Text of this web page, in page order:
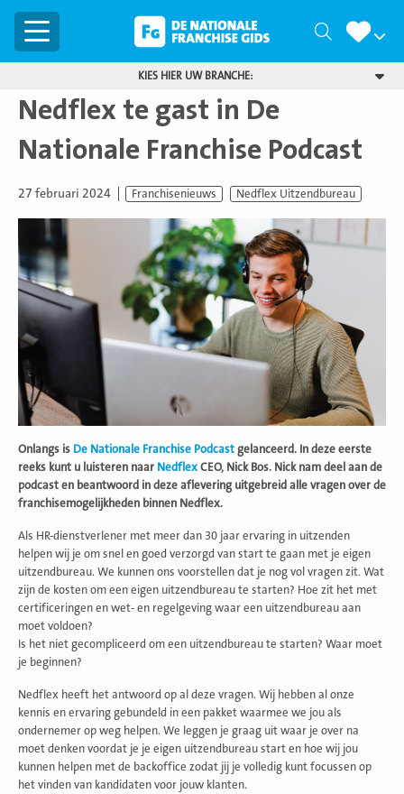
Menu Zoeken
KIES HIER UW BRANCHE:
Nedflex te gast in De
Nationale Franchise Podcast
27 februari 2024 Franchisenieuws Nedflex Uitzendbureau
Onlangs is De Nationale Franchise Podcast gelanceerd. In deze eerste
reeks kunt u luisteren naar Nedflex CEO, Nick Bos. Nick nam deel aan de
podcast en beantwoord in deze aflevering uitgebreid alle vragen over de
franchisemogelijkheden binnen Nedflex.
Als HR-dienstverlener met meer dan 30 jaar ervaring in uitzenden
helpen wij je om snel en goed verzorgd van start te gaan met je eigen
uitzendbureau. We kunnen ons voorstellen dat je nog vol vragen zit. Wat
zijn de kosten om een eigen uitzendbureau te starten? Hoe zit het met
certificeringen en wet- en regelgeving waar een uitzendbureau aan
moet voldoen?
Is het niet gecompliceerd om een uitzendbureau te starten? Waar moet
je beginnen?
Nedflex heeft het antwoord op al deze vragen. Wij hebben al onze
kennis en ervaring gebundeld in een pakket waarmee we jou als
ondernemer op weg helpen. We leggen je graag uit waar je over na
moet denken voordat je je eigen uitzendbureau start en hoe wij jou
kunnen helpen met de backoffice zodat jij je volledig kunt focussen op
het vinden van kandidaten voor jouw klanten.